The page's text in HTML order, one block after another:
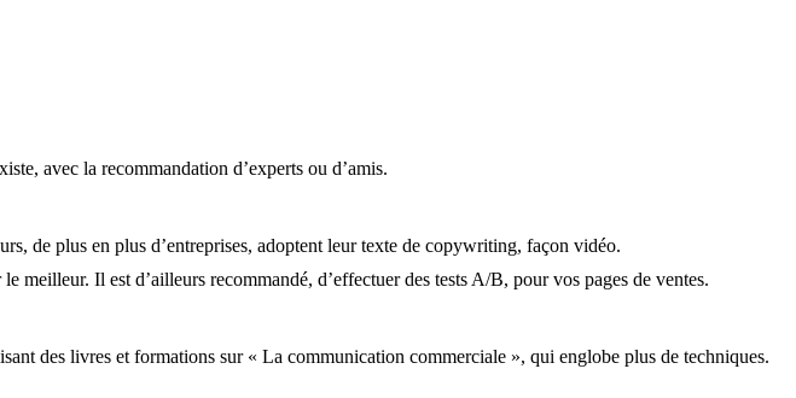
avec la recommandation d’experts ou d’amis.
de plus en plus d’entreprises, adoptent leur texte de copywriting, façon vidéo.
Il est d’ailleurs recommandé, d’effectuer des tests A/B, pour vos pages de ventes.
des livres et formations sur « La communication commerciale », qui englobe plus de techniques.